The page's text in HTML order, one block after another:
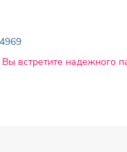
встретите надежного